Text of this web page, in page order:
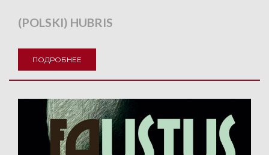
(POLSKI) HUBRIS
ПОДРОБНЕЕ